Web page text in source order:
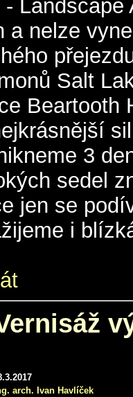
-
a nelze
Salt
Beartooth
3
sedel
jen se
i
arch. Ivan Havlíček